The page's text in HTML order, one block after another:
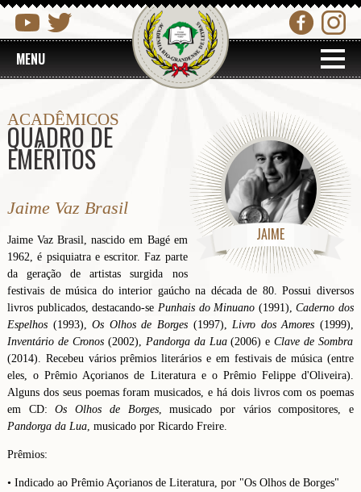
MENU
JAIME
ACADÊMICOS
QUADRO DE
EMÉRITOS
Jaime Vaz Brasil
Jaime Vaz Brasil, nascido em Bagé em
1962, é psiquiatra e escritor. Faz parte
da geração de artistas surgida nos
festivais de música do interior gaúcho na década de 80. Possui diversos
livros publicados, destacando-se Punhais do Minuano (1991),Caderno dos
Espelhos (1993),Os Olhos de Borges (1997),Livro dos Amores(1999),
Inventário de Cronos(2002), Pandorga da Lua(2006) e Clave de Sombra
(2014). Recebeu vários prêmios literários e em festivais de música (entre
eles, o Prêmio Açorianos de Literatura e o Prêmio Felippe d'Oliveira).
Alguns dos seus poemas foram musicados, e há dois livros com os poemas
em CD:Os Olhos de Borges, musicado por vários compositores, e
Pandorga da Lua, musicado por Ricardo Freire.
Prêmios:
• Indicado ao Prêmio Açorianos de Literatura, por "Os Olhos de Borges"